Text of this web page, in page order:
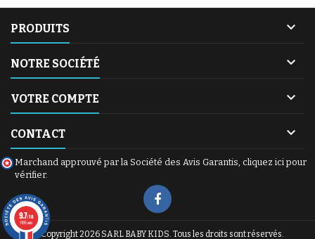
PRODUITS 
NOTRE SOCIÉTÉ 
VOTRE COMPTE 
CONTACT 
Marchand approuvé par la Société des Avis Garantis, cliquez ici pour
vérifier.
© Copyright 2026 SARL BABY KIDS. Tous les droits sont réservés.
9.7/10
1195 avis